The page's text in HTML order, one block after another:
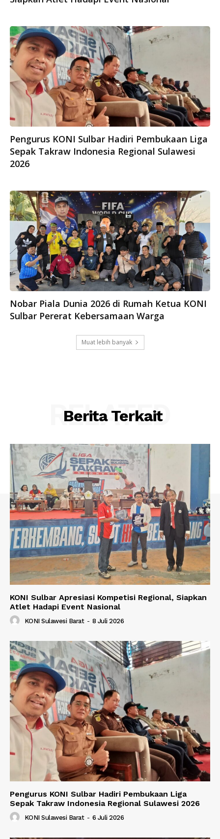
Pengurus KONI Sulbar Hadiri Pembukaan Liga
Sepak Takraw Indonesia Regional Sulawesi
2026
Nobar Piala Dunia 2026 di Rumah Ketua KONI
Sulbar Pererat Kebersamaan Warga
Muat lebih banyak
Berita Terkait
RELATED
KONI Sulbar Apresiasi Kompetisi Regional, Siapkan
Atlet Hadapi Event Nasional
KONI Sulawesi Barat - 8 Juli 2026
Pengurus KONI Sulbar Hadiri Pembukaan Liga
Sepak Takraw Indonesia Regional Sulawesi 2026
KONI Sulawesi Barat - 6 Juli 2026